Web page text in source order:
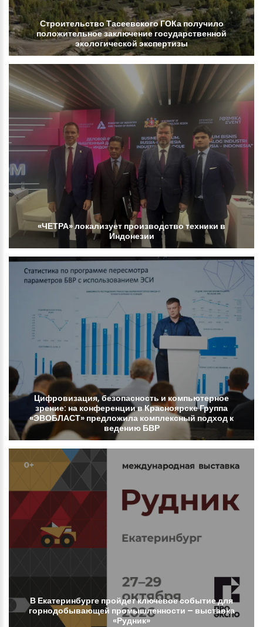
СтроительствоТасеевскогоГОКаполучило
положительноезаключение государственной
экологической экспертизы
«ЧЕТРА»локализует производствотехники в
Индонезии
Цифровизация, безопасность и компьютерное
зрение: на конференциивКрасноярскеГруппа
«ЭВОБЛАСТ» предложила комплексный подход к
ведению БВР
В Екатеринбурге пройдетключевоесобытиедля
горнодобывающей промышленности – выставка
«Рудник»